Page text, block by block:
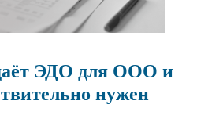
ЭДО для ООО и
нужен